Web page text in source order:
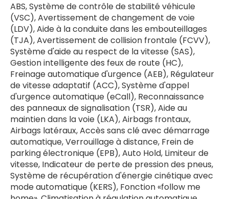
ABS, Système de contrôle de stabilité véhicule
(VSC), Avertissement de changement de voie
(LDV), Aide à la conduite dans les embouteillages
(TJA), Avertissement de collision frontale (FCVV),
Système d'aide au respect de la vitesse (SAS),
Gestion intelligente des feux de route (HC),
Freinage automatique d'urgence (AEB), Régulateur
de vitesse adaptatif (ACC), Système d'appel
d'urgence automatique (eCall), Reconnaissance
des panneaux de signalisation (TSR), Aide au
maintien dans la voie (LKA), Airbags frontaux,
Airbags latéraux, Accès sans clé avec démarrage
automatique, Verrouillage à distance, Frein de
parking électronique (EPB), Auto Hold, Limiteur de
vitesse, Indicateur de perte de pression des pneus,
Système de récupération d'énergie cinétique avec
mode automatique (KERS), Fonction «follow me